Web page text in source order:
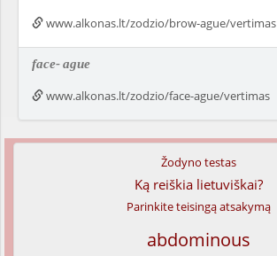
www.alkonas.lt/zodzio/brow-ague/vertimas
face-ague
www.alkonas.lt/zodzio/face-ague/vertimas
Žodyno testas
Ką reiškia lietuviškai?
Parinkite teisingą atsakymą
abdominous